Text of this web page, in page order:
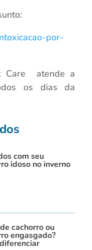
por-
Care atende a
os dias da
com seu
idoso no inverno
cachorro ou
engasgado?